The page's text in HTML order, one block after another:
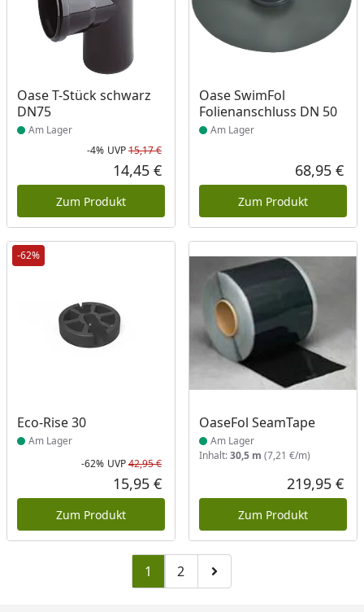
Oase T-Stück schwarz
DN75
Produkt am Lager
Am Lager
Rabatt in Prozent
-4%
Ursprünglicher Preis
UVP15,17 €
Aktueller Preis
14,45 €
Zum Produkt
Oase SwimFol
Folienanschluss DN 50
Produkt am Lager
Am Lager
68,95 €
Zum Produkt
-62%
Eco-Rise 30
Produkt am Lager
Am Lager
Rabatt in Prozent
-62%
Ursprünglicher Preis
UVP42,95 €
Aktueller Preis
15,95 €
Zum Produkt
OaseFol SeamTape
Produkt am Lager
Am Lager
Inhalt:30,5 m (7,21 €/m)
219,95 €
Zum Produkt
1 Zu Seite 2
2 Zur nächsten Seite